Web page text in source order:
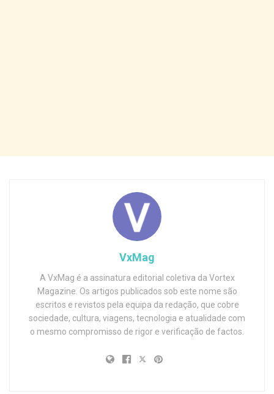
VxMag
A VxMag é a assinatura editorial coletiva da Vortex
Magazine. Os artigos publicados sob este nome são
escritos e revistos pela equipa da redação, que cobre
sociedade, cultura, viagens, tecnologia e atualidade com
o mesmo compromisso de rigor e verificação de factos.